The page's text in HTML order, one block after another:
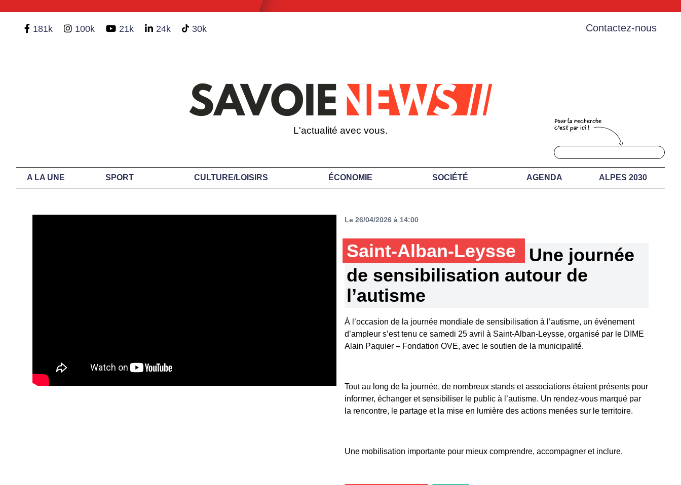
181k 100k 21k 24k 30k Contactez-nous
L'actualité avec vous.
A LA UNE SPORT CULTURE/LOISIRS ÉCONOMIE SOCIÉTÉ AGENDA ALPES 2030
Le 26/04/2026 à 14:00
Saint-Alban-Leysse
Une journée
de sensibilisation autour de
l’autisme
À l’occasion de la journée mondiale de sensibilisation à l’autisme, un événement
d’ampleur s’est tenu ce samedi 25 avril à Saint-Alban-Leysse, organisé par le DIME
Alain Paquier – Fondation OVE, avec le soutien de la municipalité.
Tout au long de la journée, de nombreux stands et associations étaient présents pour
informer, échanger et sensibiliser le public à l’autisme. Un rendez-vous marqué par
la rencontre, le partage et la mise en lumière des actions menées sur le territoire.
Une mobilisation importante pour mieux comprendre, accompagner et inclure.